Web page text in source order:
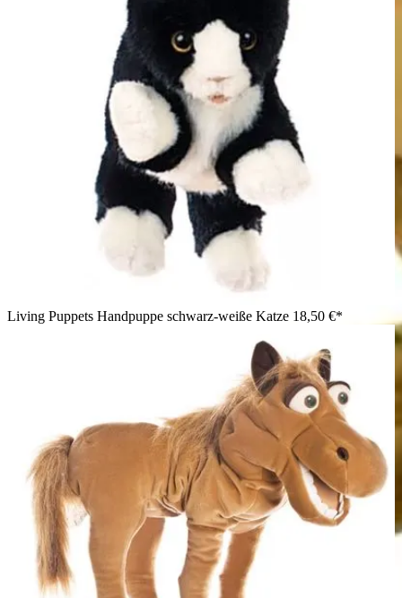
Living Puppets Handpuppe schwarz-weiße Katze 18,50 €*